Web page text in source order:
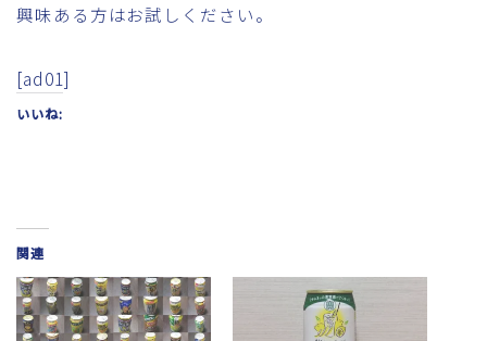
興味ある方はお試しください。
[ad01]
いいね:
関連